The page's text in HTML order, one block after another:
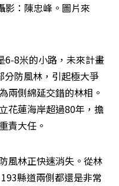
影：陳忠峰。圖片來
6-8米的小路，未來計畫
防風林，引起極大爭
兩側綿延交錯的林相。
花蓮海岸超過80年，擔
責大任。
風林正快速消失。從林
縣道兩側都還是非常